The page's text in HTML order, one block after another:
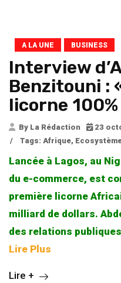
A LA UNE BUSINESS
Interview
Benzitouni :
licorne
By La Rédaction
23
/
Tags: Afrique,
Lancée à Lagos, au
du e-commerce, est
première licorne
milliard de dollars.
des relations
Lire Plus
Lire +